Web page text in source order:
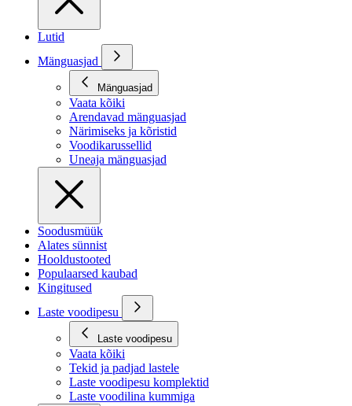
Lutid
Mänguasjad
Mänguasjad
Vaata kõiki
Arendavad mänguasjad
Närimiseks ja kõristid
Voodikarussellid
Uneaja mänguasjad
Soodusmüük
Alates sünnist
Hooldustooted
Populaarsed kaubad
Kingitused
Laste voodipesu
Laste voodipesu
Vaata kõiki
Tekid ja padjad lastele
Laste voodipesu komplektid
Laste voodilina kummiga